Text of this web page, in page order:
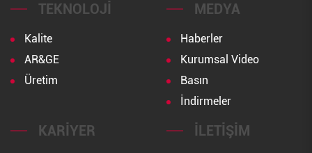
TEKNOLOJI
Kalite
AR&GE
Üretim
MEDYA
Haberler
Kurumsal Video
Basın
İndirmeler
KARIYER İLETIŞIM